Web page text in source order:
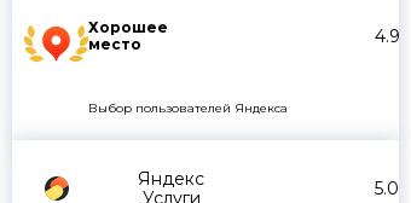
Хорошее
место
4.9
Выбор пользователей Яндекса
Яндекс
Услуги
5.0